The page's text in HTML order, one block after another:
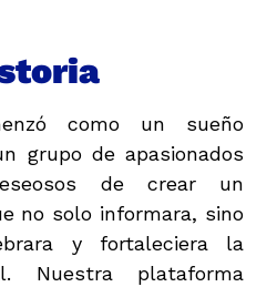
como un sueño
grupo de apasionados
de crear un
no solo informara, sino
y fortaleciera la
Nuestra plataforma